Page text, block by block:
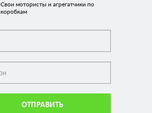
Свои мотористы и агрегатчики по
коробкам
ОТПРАВИТЬ